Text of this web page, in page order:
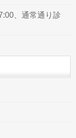
、通常通り診